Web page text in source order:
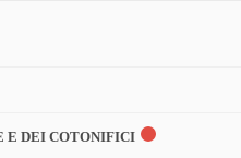
E DEI COTONIFICI